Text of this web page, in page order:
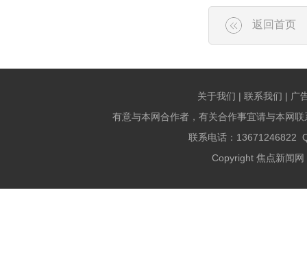
返回首页
关于我们 | 联系我们 | 广
有意与本网合作者，有关合作事宜请与本网
联系电话：13671246822
Copyright 焦点新闻